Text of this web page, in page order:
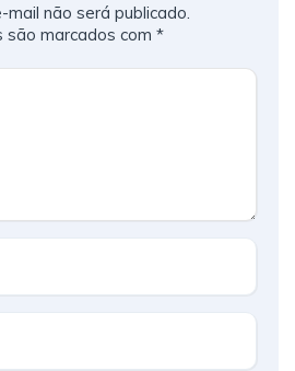
não será publicado.
marcados com *